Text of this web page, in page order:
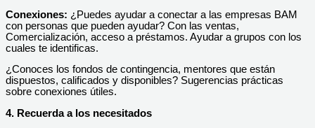
Conexiones: ¿Puedes ayudar a conectar a las empresas BAM
con personas que pueden ayudar? Con las ventas,
Comercialización, acceso a préstamos. Ayudar a grupos con los
cuales te identificas.
¿Conoces los fondos de contingencia, mentores que están
dispuestos, calificados y disponibles? Sugerencias prácticas
sobre conexiones útiles.
4. Recuerda a los necesitados